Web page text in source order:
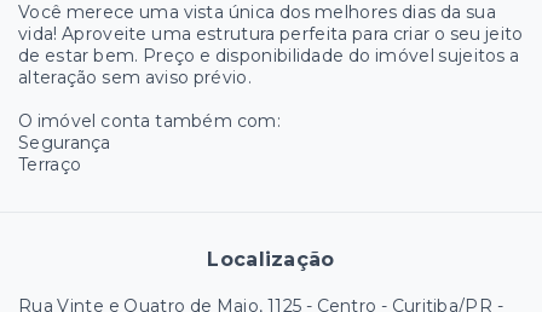
Você merece uma vista única dos melhores dias da sua
vida! Aproveite uma estrutura perfeita para criar o seu jeito
de estar bem. Preço e disponibilidade do imóvel sujeitos a
alteração sem aviso prévio.
O imóvel conta também com:
Segurança
Terraço
Localização
Rua Vinte e Quatro de Maio, 1125 - Centro - Curitiba/PR -